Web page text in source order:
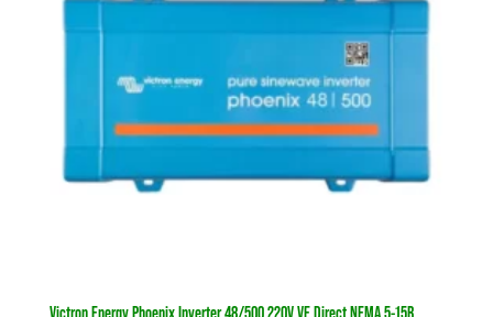
Victron Energy Phoenix Inverter 48/500 220V VE.Direct NEMA 5-15R